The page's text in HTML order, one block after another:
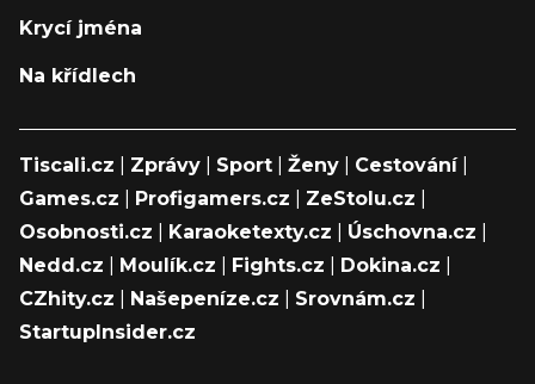
Krycí jména
Na křídlech
Tiscali.cz Zprávy Sport Ženy Cestování|
Games.cz
Profigamers.cz ZeStolu.cz
Osobnosti.cz
Karaoketexty.cz Úschovna.cz
Nedd.cz
Moulík.cz Fights.cz Dokina.cz
CZhity.cz
Našepeníze.cz Srovnám.cz
StartupInsider.cz